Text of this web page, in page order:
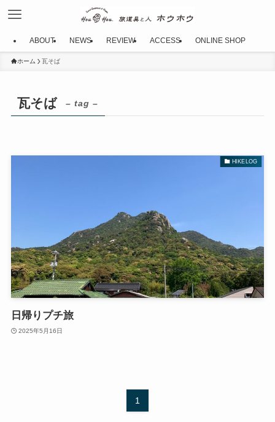
ABOUT NEWS REVIEW ACCESS ONLINE SHOP
ホーム 瓦そば
瓦そば – tag –
HIKELOG
日帰りプチ旅
2025年5月16日
1